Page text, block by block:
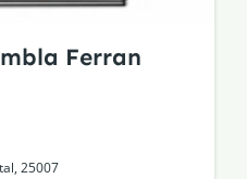
Ferran
25007